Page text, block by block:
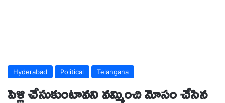
Hyderabad Political Telangana
పెళ్లి చేసుకుంటానని నమ్మించి మోసం చేసిన